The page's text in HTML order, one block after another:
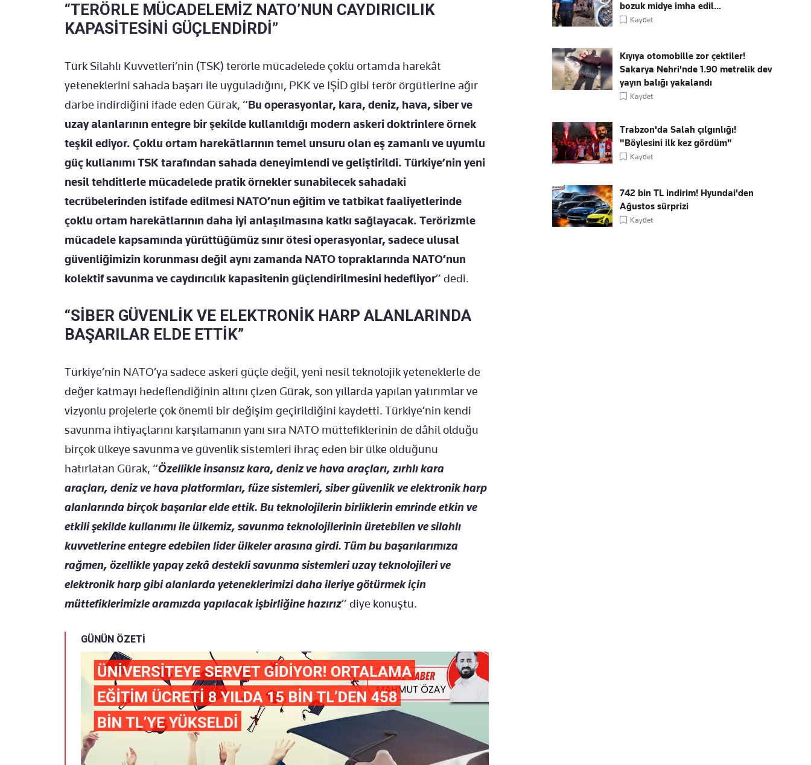
“TERÖRLE MÜCADELEMİZ NATO’NUN CAYDIRICILIK
KAPASİTESİNİ GÜÇLENDİRDİ”
Türk Silahlı Kuvvetleri’nin (TSK) terörle mücadelede çoklu ortamda harekât
yeteneklerini sahada başarı ile uyguladığını, PKK ve IŞİD gibi terör örgütlerine ağır
darbe indirdiğini ifade eden Gürak, “Bu operasyonlar, kara, deniz, hava, siber ve
uzay alanlarının entegre bir şekilde kullanıldığı modern askeri doktrinlere örnek
teşkil ediyor. Çoklu ortam harekâtlarının temel unsuru olan eş zamanlı ve uyumlu
güç kullanımı TSK tarafından sahada deneyimlendi ve geliştirildi. Türkiye’nin yeni
nesil tehditlerle mücadelede pratik örnekler sunabilecek sahadaki
tecrübelerinden istifade edilmesi NATO’nun eğitim ve tatbikat faaliyetlerinde
çoklu ortam harekâtlarının daha iyi anlaşılmasına katkı sağlayacak. Terörizmle
mücadele kapsamında yürüttüğümüz sınır ötesi operasyonlar, sadece ulusal
güvenliğimizin korunması değil aynı zamanda NATO topraklarında NATO’nun
kolektif savunma ve caydırıcılık kapasitenin güçlendirilmesini hedefliyor” dedi.
“SİBER GÜVENLİK VE ELEKTRONİK HARP ALANLARINDA
BAŞARILAR ELDE ETTİK”
Türkiye’nin NATO’ya sadece askeri güçle değil, yeni nesil teknolojik yeteneklerle de
değer katmayı hedeflendiğinin altını çizen Gürak, son yıllarda yapılan yatırımlar ve
vizyonlu projelerle çok önemli bir değişim geçirildiğini kaydetti. Türkiye’nin kendi
savunma ihtiyaçlarını karşılamanın yanı sıra NATO müttefiklerinin de dâhil olduğu
birçok ülkeye savunma ve güvenlik sistemleri ihraç eden bir ülke olduğunu
hatırlatan Gürak, “Özellikle insansız kara, deniz ve hava araçları, zırhlı kara
araçları, deniz ve hava platformları, füze sistemleri, siber güvenlik ve elektronik harp
alanlarında birçok başarılar elde ettik. Bu teknolojilerin birliklerin emrinde etkin ve
etkili şekilde kullanımı ile ülkemiz, savunma teknolojilerinin üretebilen ve silahlı
kuvvetlerine entegre edebilen lider ülkeler arasına girdi. Tüm bu başarılarımıza
rağmen, özellikle yapay zekâ destekli savunma sistemleri uzay teknolojileri ve
elektronik harp gibi alanlarda yeteneklerimizi daha ileriye götürmek için
müttefiklerimizle aramızda yapılacak işbirliğine hazırız” diye konuştu.
GÜNÜN ÖZETİ
bozuk midye imha edil...
Kaydet
Kıyıya otomobille zor çektiler!
Sakarya Nehri'nde 1.90 metrelik dev
yayın balığı yakalandı
Kaydet
Trabzon'da Salah çılgınlığı!
"Böylesini ilk kez gördüm"
Kaydet
742 bin TL indirim! Hyundai'den
Ağustos sürprizi
Kaydet